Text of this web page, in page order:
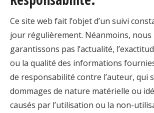
Ce site web fait l’objet d’un suivi
jour régulièrement. Néanmoins, nous
garantissons pas l’actualité,
ou la qualité des informations
de responsabilité contre l’auteur, qui
dommages de nature matérielle ou
causés par l’utilisation ou la non-